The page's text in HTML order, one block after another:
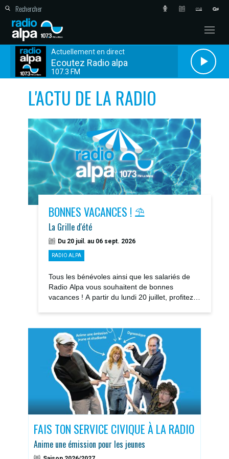
Actuellement en direct
Ecoutez Radio alpa
107.3 FM
L'ACTU DE LA RADIO
BONNES VACANCES ! ⛱️
La Grille d'été
Du 20 juil. au 06 sept. 2026
RADIO ALPA
Tous les bénévoles ainsi que les salariés de
Radio Alpa vous souhaitent de bonnes
vacances ! A partir du lundi 20 juillet, profitez
FAIS TON SERVICE CIVIQUE À LA RADIO
Anime une émission pour les jeunes